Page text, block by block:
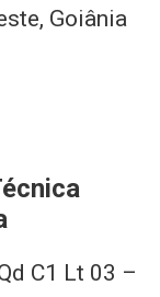
Goiânia
C1 Lt 03 –